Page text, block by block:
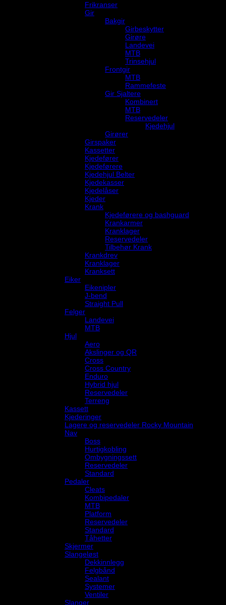
Frikranser
Gir
Bakgir
Girbeskytter
Girøre
Landevei
MTB
Trinsehjul
Frontgir
MTB
Rammefeste
Gir Sjaltere
Kombinert
MTB
Reservedeler
Kjedehjul
Girører
Girspaker
Kassetter
Kjedefører
Kjedeførere
Kjedehjul Belter
Kjedekasser
Kjedelåser
Kjeder
Krank
Kjedeførere og bashguard
Krankarmer
Kranklager
Reservedeler
Tilbehør Krank
Krankdrev
Kranklager
Kranksett
Eiker
Eikenipler
J-bend
Straight Pull
Felger
Landevei
MTB
Hjul
Aero
Akslinger og QR
Cross
Cross Country
Enduro
Hybrid hjul
Reservedeler
Terreng
Kassett
Kjederinger
Lagere og reservedeler Rocky Mountain
Nav
Boss
Hurtigkobling
Ombygningssett
Reservedeler
Standard
Pedaler
Cleats
Kombipedaler
MTB
Platform
Reservedeler
Standard
Tåhetter
Skjermer
Slangeløst
Dekkinnlegg
Felgbånd
Sealant
Systemer
Ventiler
Slanger